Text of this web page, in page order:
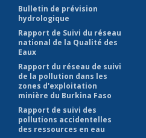
Bulletin de prévision
hydrologique
Rapport de Suivi du réseau
national de la Qualité des
Eaux
Rapport du réseau de suivi
de la pollution dans les
zones d'exploitation
minière du Burkina Faso
Rapport de suivi des
pollutions accidentelles
des ressources en eau